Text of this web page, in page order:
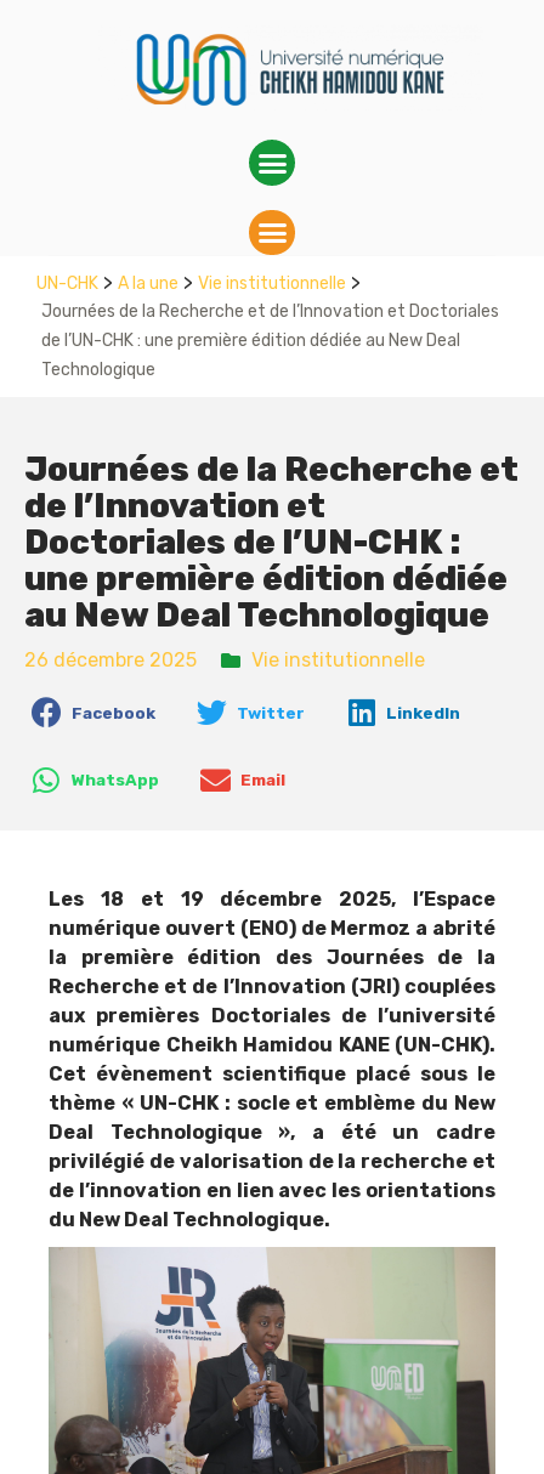
UN-CHK > A la une > Vie institutionnelle >
Journées de la Recherche et de l’Innovation et Doctoriales
de l’UN-CHK : une première édition dédiée au New Deal
Technologique
Journées de la Recherche et
de l’Innovation et
Doctoriales de l’UN-CHK :
une première édition dédiée
au New Deal Technologique
26 décembre 2025 Vie institutionnelle
Facebook Twitter LinkedIn
WhatsApp Email
Les 18 et 19 décembre 2025, l’Espace
numérique ouvert (ENO) de Mermoz a abrité
la première édition des Journées de la
Recherche et de l’Innovation (JRI) couplées
aux premières Doctoriales de l’université
numérique Cheikh Hamidou KANE (UN-CHK).
Cet évènement scientifique placé sous le
thème « UN-CHK : socle et emblème du New
Deal Technologique », a été un cadre
privilégié de valorisation de la recherche et
de l’innovation en lien avec les orientations
du New Deal Technologique.